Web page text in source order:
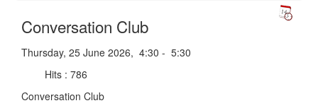
Conversation Club
Thursday, 25 June 2026, 4:30 - 5:30
Hits : 786
Conversation Club